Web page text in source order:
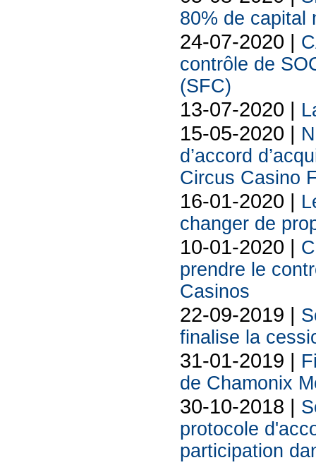
80% de capital
24-07-2020 |
contrôle de
(SFC)
13-07-2020 |
15-05-2020 |
d’accord
Circus Casino
16-01-2020 |
changer de
10-01-2020 |
prendre le
Casinos
22-09-2019 |
finalise la
31-01-2019 |
de Chamonix
30-10-2018 |
protocole
participation